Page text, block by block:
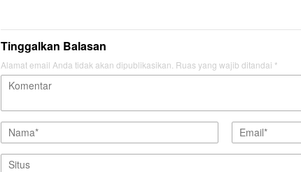
Tinggalkan Balasan
Alamat email Anda tidak akan dipublikasikan. Ruas yang wajib ditandai *